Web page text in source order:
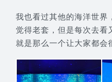
我也看过其他的海洋世界
觉得老套，但是每次去看
就是那么一个让大家都会